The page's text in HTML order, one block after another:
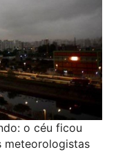
o céu ficou
meteorologistas